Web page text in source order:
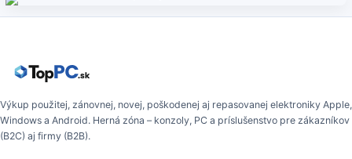
Výkup použitej, zánovnej, novej, poškodenej aj repasovanej elektroniky Apple,
Windows a Android. Herná zóna – konzoly, PC a príslušenstvo pre zákazníkov
(B2C) aj firmy (B2B).